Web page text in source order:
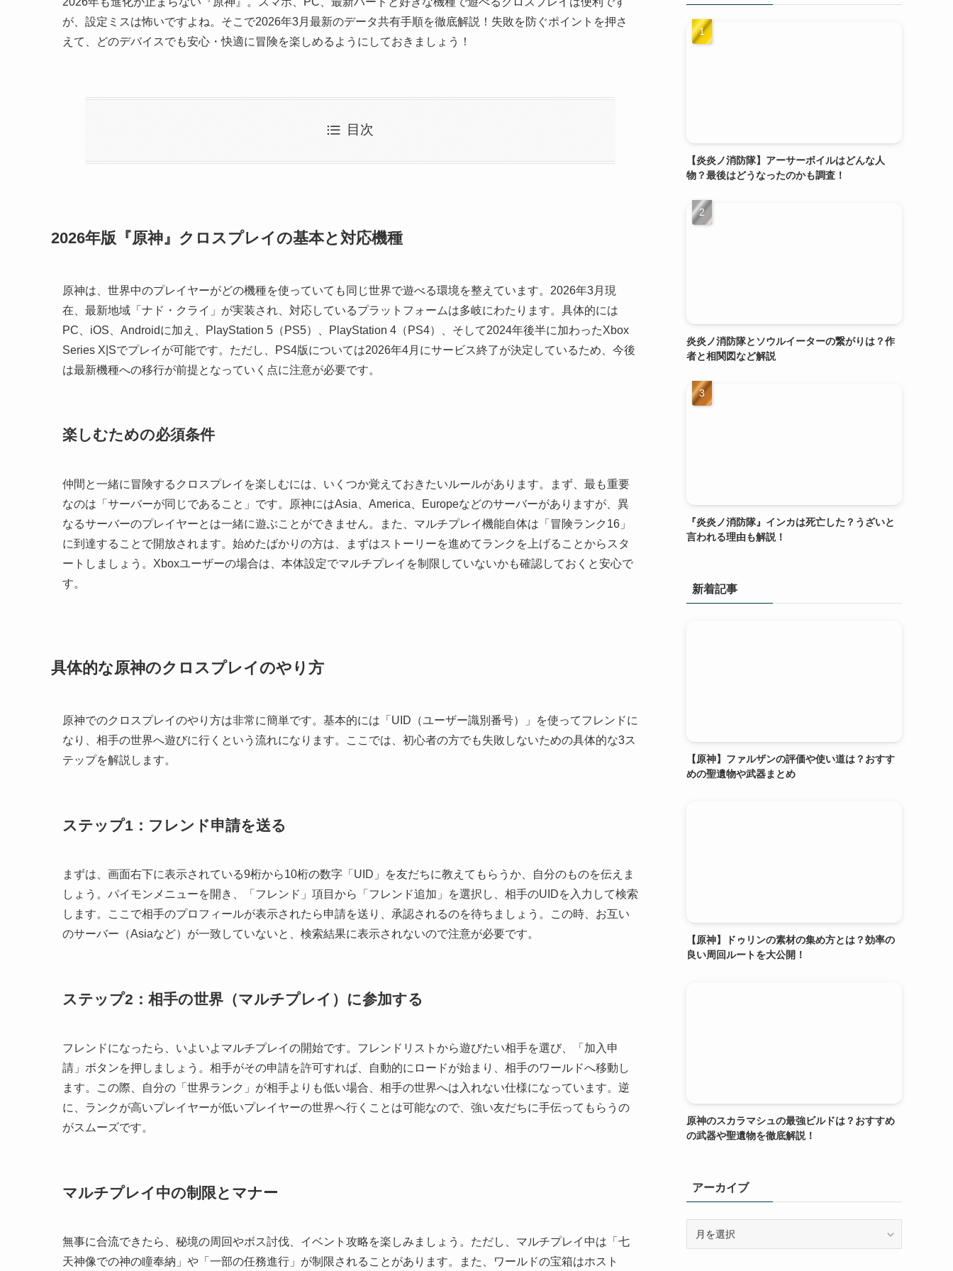
が、設定ミスは怖いですよね。そこで2026年3月最新のデータ共有手順を徹底解説！失敗を防ぐポイントを押さ
えて、どのデバイスでも安心・快適に冒険を楽しめるようにしておきましょう！
目次
2026年版『原神』クロスプレイの基本と対応機種
原神は、世界中のプレイヤーがどの機種を使っていても同じ世界で遊べる環境を整えています。2026年3月現
在、最新地域「ナド・クライ」が実装され、対応しているプラットフォームは多岐にわたります。具体的には
PC、iOS、Androidに加え、PlayStation 5（PS5）、PlayStation 4（PS4）、そして2024年後半に加わったXbox
Series X|Sでプレイが可能です。ただし、PS4版については2026年4月にサービス終了が決定しているため、今後
は最新機種への移行が前提となっていく点に注意が必要です。
楽しむための必須条件
仲間と一緒に冒険するクロスプレイを楽しむには、いくつか覚えておきたいルールがあります。まず、最も重要
なのは「サーバーが同じであること」です。原神にはAsia、America、Europeなどのサーバーがありますが、異
なるサーバーのプレイヤーとは一緒に遊ぶことができません。また、マルチプレイ機能自体は「冒険ランク16」
に到達することで開放されます。始めたばかりの方は、まずはストーリーを進めてランクを上げることからスタ
ートしましょう。Xboxユーザーの場合は、本体設定でマルチプレイを制限していないかも確認しておくと安心で
す。
具体的な原神のクロスプレイのやり方
原神でのクロスプレイのやり方は非常に簡単です。基本的には「UID（ユーザー識別番号）」を使ってフレンドに
なり、相手の世界へ遊びに行くという流れになります。ここでは、初心者の方でも失敗しないための具体的な3ス
テップを解説します。
ステップ1：フレンド申請を送る
まずは、画面右下に表示されている9桁から10桁の数字「UID」を友だちに教えてもらうか、自分のものを伝えま
しょう。パイモンメニューを開き、「フレンド」項目から「フレンド追加」を選択し、相手のUIDを入力して検索
します。ここで相手のプロフィールが表示されたら申請を送り、承認されるのを待ちましょう。この時、お互い
のサーバー（Asiaなど）が一致していないと、検索結果に表示されないので注意が必要です。
ステップ2：相手の世界（マルチプレイ）に参加する
フレンドになったら、いよいよマルチプレイの開始です。フレンドリストから遊びたい相手を選び、「加入申
請」ボタンを押しましょう。相手がその申請を許可すれば、自動的にロードが始まり、相手のワールドへ移動し
ます。この際、自分の「世界ランク」が相手よりも低い場合、相手の世界へは入れない仕様になっています。逆
に、ランクが高いプレイヤーが低いプレイヤーの世界へ行くことは可能なので、強い友だちに手伝ってもらうの
がスムーズです。
マルチプレイ中の制限とマナー
無事に合流できたら、秘境の周回やボス討伐、イベント攻略を楽しみましょう。ただし、マルチプレイ中は「七
天神像での神の瞳奉納」や「一部の任務進行」が制限されることがあります。また、ワールドの宝箱はホスト
【炎炎ノ消防隊】アーサーボイルはどんな人
物？最後はどうなったのかも調査！
炎炎ノ消防隊とソウルイーターの繋がりは？作
者と相関図など解説
『炎炎ノ消防隊』インカは死亡した？うざいと
言われる理由も解説！
新着記事
【原神】ファルザンの評価や使い道は？おすす
めの聖遺物や武器まとめ
【原神】ドゥリンの素材の集め方とは？効率の
良い周回ルートを大公開！
原神のスカラマシュの最強ビルドは？おすすめ
の武器や聖遺物を徹底解説！
アーカイブ